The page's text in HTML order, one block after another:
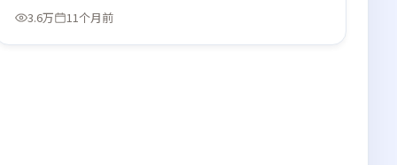
3.6万
11个月前